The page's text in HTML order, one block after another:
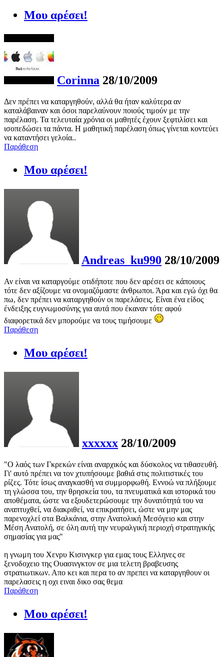
Μου αρέσει!
Corinna 28/10/2009
Δεν πρέπει να καταργηθούν, αλλά θα ήταν καλύτερα αν
καταλάβαιναν και όσοι παρελαύνουν ποιούς τιμούν με την
παρέλαση. Τα τελευταία χρόνια οι μαθητές έχουν ξεφτιλίσει και
ισοπεδώσει τα πάντα. Η μαθητική παρέλαση όπως γίνεται κοντεύει
να καταντήσει γελοία..
Παράθεση
Μου αρέσει!
Andreas_ku990 28/10/2009
Αν είναι να καταργούμε οτιδήποτε που δεν αρέσει σε κάποιους
τότε δεν αξίζουμε να ονομαζόμαστε άνθρωποι. Άρα και εγώ όχι θα
πω, δεν πρέπει να καταργηθούν οι παρελάσεις. Είναι ένα είδος
ένδειξης ευγνωμοσύνης για αυτά που έκαναν τότε αφού
διαφορετικά δεν μπορούμε να τους τιμήσουμε
Παράθεση
Μου αρέσει!
xxxxxx 28/10/2009
"Ο λαός των Γκρεκών είναι αναρχικός και δύσκολος να τιθασευθή.
Γι' αυτό πρέπει να τον χτυπήσουμε βαθιά στις πολιτιστικές του
ρίζες. Τότε ίσως αναγκασθή να συμμορφωθή. Εννοώ να πλήξουμε
τη γλώσσα του, την θρησκεία του, τα πνευματικά και ιστορικά του
αποθέματα, ώστε να εξουδετερώσουμε την δυνατότητά του να
αναπτυχθεί, να διακριθεί, να επικρατήσει, ώστε να μην μας
παρενοχλεί στα Βαλκάνια, στην Ανατολική Μεσόγειο και στην
Μέση Ανατολή, σε όλη αυτή την νευραλγική περιοχή στρατηγικής
σημασίας για μας"
η γνωμη του Χενρυ Κισινγκερ για εμας τους Ελληνες σε
ξενοδοχειο της Ουασινγκτον σε μια τελετη βραβευσης
στρατιωτικων. Απο κει και περα το αν πρεπει να καταργηθουν οι
παρελασεις η οχι ειναι δικο σας θεμα
Παράθεση
Μου αρέσει!